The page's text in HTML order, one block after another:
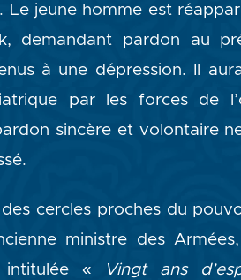
Le jeune homme est
demandant pardon au
à une dépression. Il
par les forces de
sincère et volontaire
cercles proches du
ministre des Armées,
intitulée «
Vingt ans